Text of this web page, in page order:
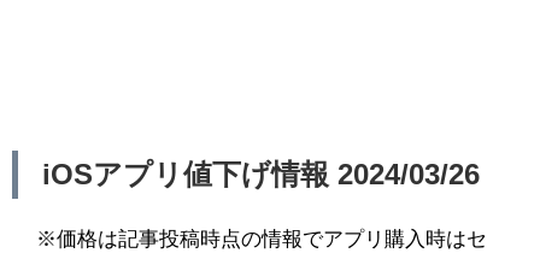
iOSアプリ値下げ情報 2024/03/26
※価格は記事投稿時点の情報でアプリ購入時はセ